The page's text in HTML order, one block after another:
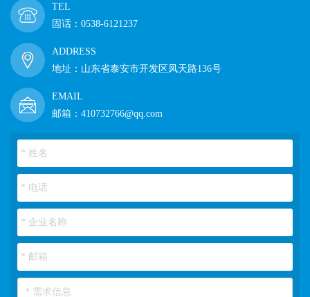
TEL
固话：0538-6121237
ADDRESS
地址：山东省泰安市开发区凤天路136号
EMAIL
邮箱：410732766@qq.com